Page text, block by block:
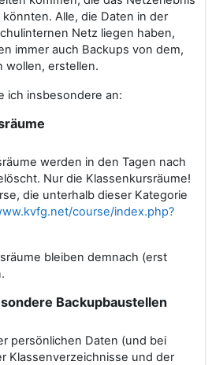
Alle, die Daten in der
Netz liegen haben,
immer auch Backups von dem,
wollen, erstellen.
ich insbesondere an:
werden in den Tagen nach
Nur die Klassenkursräume!
die unterhalb dieser Kategorie
course/index.php?
bleiben demnach (erst
Backupbaustellen
persönlichen Daten (und bei
Klassenverzeichnisse und der